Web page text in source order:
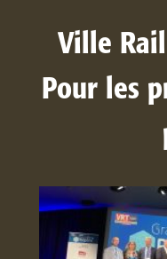
Ville
Pour les